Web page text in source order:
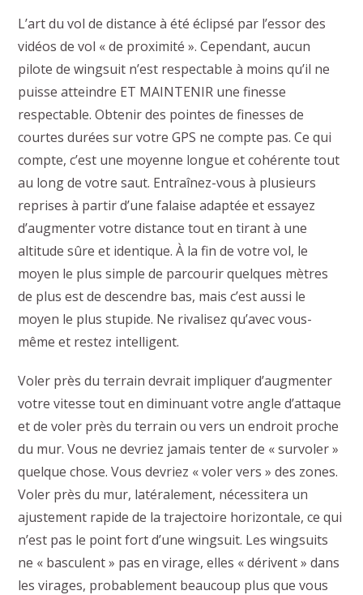
L’art du vol de distance à été éclipsé par l’essor des
vidéos de vol « de proximité ». Cependant, aucun
pilote de wingsuit n’est respectable à moins qu’il ne
puisse atteindre ET MAINTENIR une finesse
respectable. Obtenir des pointes de finesses de
courtes durées sur votre GPS ne compte pas. Ce qui
compte, c’est une moyenne longue et cohérente tout
au long de votre saut. Entraînez-vous à plusieurs
reprises à partir d’une falaise adaptée et essayez
d’augmenter votre distance tout en tirant à une
altitude sûre et identique. À la fin de votre vol, le
moyen le plus simple de parcourir quelques mètres
de plus est de descendre bas, mais c’est aussi le
moyen le plus stupide. Ne rivalisez qu’avec vous-
même et restez intelligent.
Voler près du terrain devrait impliquer d’augmenter
votre vitesse tout en diminuant votre angle d’attaque
et de voler près du terrain ou vers un endroit proche
du mur. Vous ne devriez jamais tenter de « survoler »
quelque chose. Vous devriez « voler vers » des zones.
Voler près du mur, latéralement, nécessitera un
ajustement rapide de la trajectoire horizontale, ce qui
n’est pas le point fort d’une wingsuit. Les wingsuits
ne « basculent » pas en virage, elles « dérivent » dans
les virages, probablement beaucoup plus que vous